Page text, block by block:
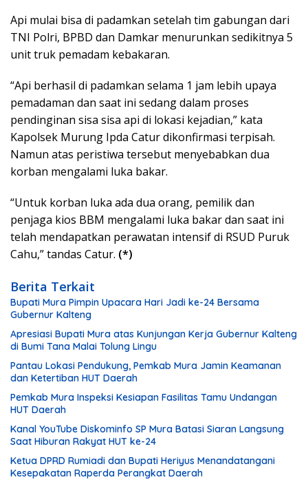
Api mulai bisa di padamkan setelah tim gabungan dari
TNI Polri, BPBD dan Damkar menurunkan sedikitnya 5
unit truk pemadam kebakaran.
“Api berhasil di padamkan selama 1 jam lebih upaya
pemadaman dan saat ini sedang dalam proses
pendinginan sisa sisa api di lokasi kejadian,” kata
Kapolsek Murung Ipda Catur dikonfirmasi terpisah.
Namun atas peristiwa tersebut menyebabkan dua
korban mengalami luka bakar.
“Untuk korban luka ada dua orang, pemilik dan
penjaga kios BBM mengalami luka bakar dan saat ini
telah mendapatkan perawatan intensif di RSUD Puruk
Cahu,” tandas Catur. (*)
Berita Terkait
Bupati Mura Pimpin Upacara Hari Jadi ke-24 Bersama
Gubernur Kalteng
Apresiasi Bupati Mura atas Kunjungan Kerja Gubernur Kalteng
di Bumi Tana Malai Tolung Lingu
Pantau Lokasi Pendukung, Pemkab Mura Jamin Keamanan
dan Ketertiban HUT Daerah
Pemkab Mura Inspeksi Kesiapan Fasilitas Tamu Undangan
HUT Daerah
Kanal YouTube Diskominfo SP Mura Batasi Siaran Langsung
Saat Hiburan Rakyat HUT ke-24
Ketua DPRD Rumiadi dan Bupati Heriyus Menandatangani
Kesepakatan Raperda Perangkat Daerah